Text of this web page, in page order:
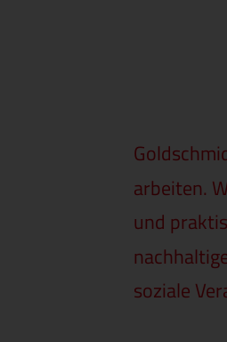
arbeiten.
und
soziale